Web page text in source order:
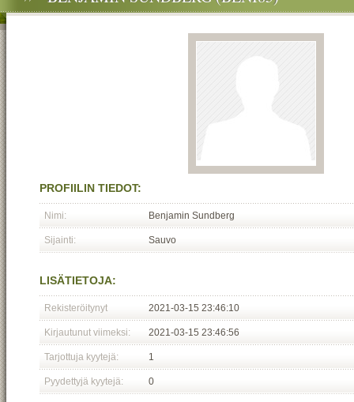
PROFIILIN TIEDOT:
Nimi: Benjamin Sundberg
Sijainti: Sauvo
LISÄTIETOJA:
Rekisteröitynyt 2021-03-15 23:46:10
Kirjautunut viimeksi: 2021-03-15 23:46:56
Tarjottuja kyytejä: 1
Pyydettyjä kyytejä: 0